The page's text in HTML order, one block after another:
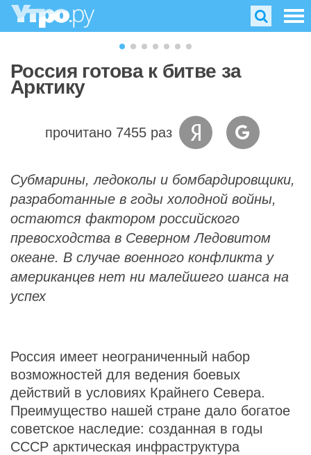
Россия готова к битве за
Арктику
прочитано 7455 раз
Субмарины, ледоколы и бомбардировщики,
разработанные в годы холодной войны,
остаются фактором российского
превосходства в Северном Ледовитом
океане. В случае военного конфликта у
американцев нет ни малейшего шанса на
успех
Россия имеет неограниченный набор
возможностей для ведения боевых
действий в условиях Крайнего Севера.
Преимущество нашей стране дало богатое
советское наследие: созданная в годы
СССР арктическая инфраструктура